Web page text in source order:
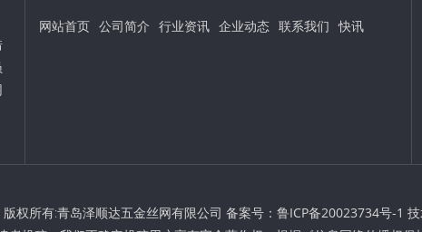
网站首页 公司简介 行业资讯 企业动态 联系我们 快讯
权所有:青岛泽顺达五金丝网有限公司 备案号： 鲁ICP备20023734号-1